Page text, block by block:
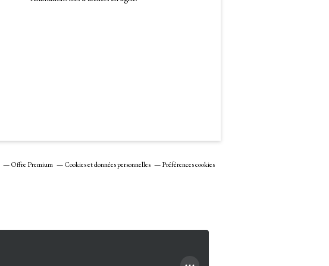
Offre Premium Cookies et données personnelles Préférences cookies